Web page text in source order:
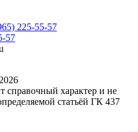
225-55-57
57
справочный характер и не
статьёй ГК 437